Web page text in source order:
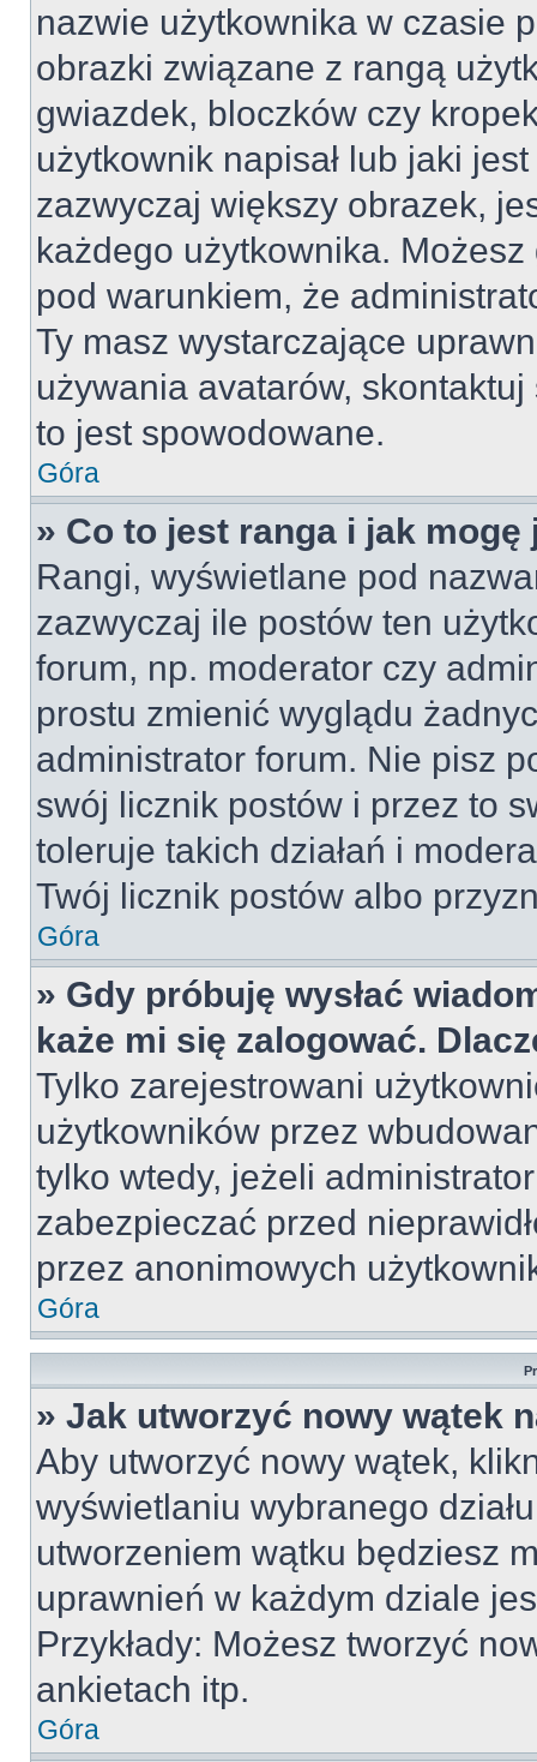
nazwie użytkownika w czasie
obrazki związane z rangą
gwiazdek, bloczków czy
użytkownik napisał lub jaki
zazwyczaj większy obrazek,
każdego użytkownika.
pod warunkiem, że
Ty masz wystarczające
używania avatarów,
to jest spowodowane.
Góra
» Co to jest ranga i jak mogę
Rangi, wyświetlane pod
zazwyczaj ile postów ten
forum, np. moderator czy
prostu zmienić wyglądu
administrator forum. Nie pisz
swój licznik postów i przez to
toleruje takich działań i
Twój licznik postów albo
Góra
» Gdy próbuję wysłać
każe mi się zalogować.
Tylko zarejestrowani
użytkowników przez
tylko wtedy, jeżeli
zabezpieczać przed
przez anonimowych
Góra
» Jak utworzyć nowy wątek
Aby utworzyć nowy wątek,
wyświetlaniu wybranego
utworzeniem wątku będziesz
uprawnień w każdym dziale
Przykłady: Możesz tworzyć
ankietach itp.
Góra